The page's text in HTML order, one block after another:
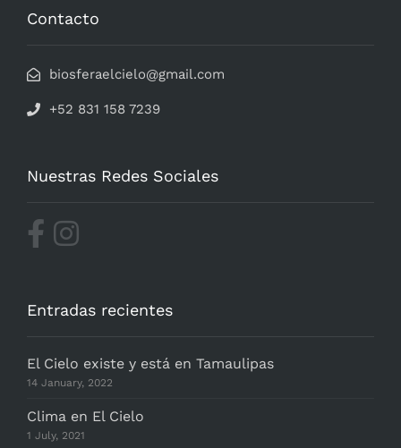
Contacto
biosferaelcielo@gmail.com
+52 831 158 7239
Nuestras Redes Sociales
Entradas recientes
El Cielo existe y está en Tamaulipas
14 January, 2022
Clima en El Cielo
1 July, 2021